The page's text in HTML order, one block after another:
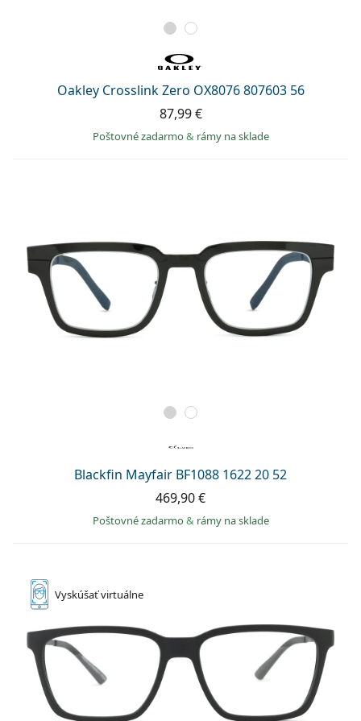
Oakley Crosslink Zero OX8076 807603 56
87,99 €
Poštovné zadarmo& rámy na sklade
Blackfin Mayfair BF1088 1622 20 52
469,90 €
Poštovné zadarmo& rámy na sklade
Vyskúšaťvirtuálne